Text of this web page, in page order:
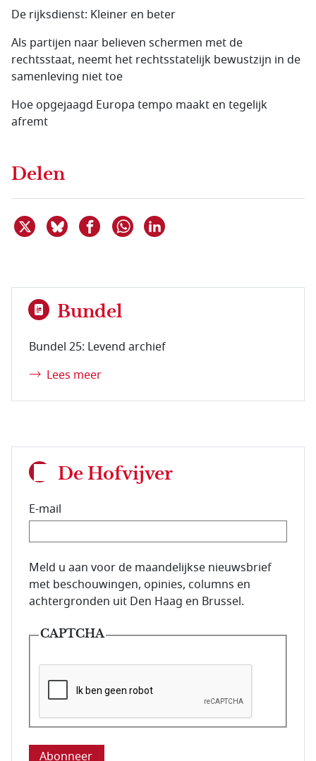
De rijksdienst: Kleiner en beter
Als partijen naar believen schermen met de
rechtsstaat, neemt het rechtsstatelijk bewustzijn in de
samenleving niet toe
Hoe opgejaagd Europa tempo maakt en tegelijk
afremt
Delen
Deel dit item op X
Deel dit item op Bluesky
Deel dit item op Facebook
Delen via WhatsApp
Bundel
Bundel 25: Levend archief
Lees meer
De Hofvijver
E-mail
E-mailadres van de abonnee.
Meld u aan voor de maandelijkse nieuwsbrief
met beschouwingen, opinies, columns en
achtergronden uit Den Haag en Brussel.
CAPTCHA
Deze vraag is om te controleren dat u een mens